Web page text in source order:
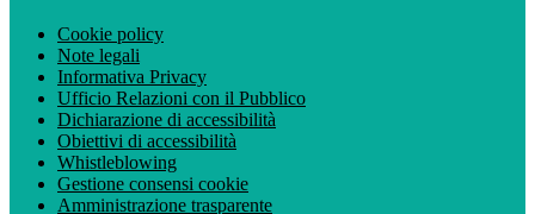
Cookie policy
Note legali
Informativa Privacy
Ufficio Relazioni con il Pubblico
Dichiarazione di accessibilità
Obiettivi di accessibilità
Whistleblowing
Gestione consensi cookie
Amministrazione trasparente